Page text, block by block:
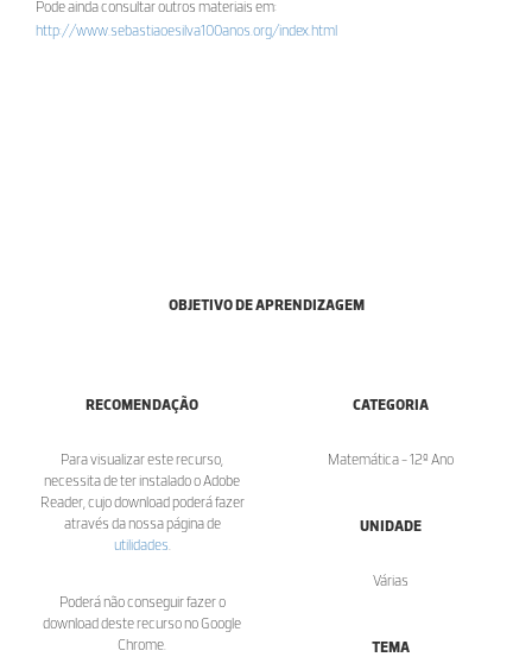
Pode ainda consultar outros materiais em:
http://www.sebastiaoesilva100anos.org/index.html
OBJETIVO DE APRENDIZAGEM
RECOMENDAÇÃO
Para visualizar este recurso,
necessita de ter instalado o Adobe
Reader, cujo download poderá fazer
através da nossa página de
utilidades
Poderá não conseguir fazer o
download deste recurso no Google
Chrome.
CATEGORIA
Matemática - 12º Ano
UNIDADE
Várias
TEMA